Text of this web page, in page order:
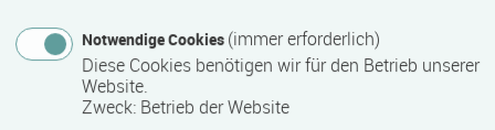
Abschlussart
Teilnahmebestätigung / Zertifikat des Anbieters
Notwendige Cookies (immer erforderlich)
Diese Cookies benötigen wir für den Betrieb unserer
Website.
Zweck: Betrieb der Website